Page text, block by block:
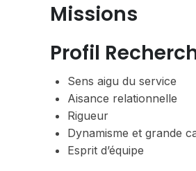
Missions
Profil
Sens aigu du service
Aisance relationnelle
Rigueur
Dynamisme et grande
Esprit d’équipe